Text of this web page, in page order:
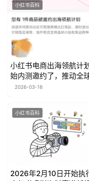
创
业
资
源
会
员
区
小红书百科
小红书电商出海领航计
始内测邀约了，推动全
商2026-03-16
小红书百科
2026年2月10日开始执